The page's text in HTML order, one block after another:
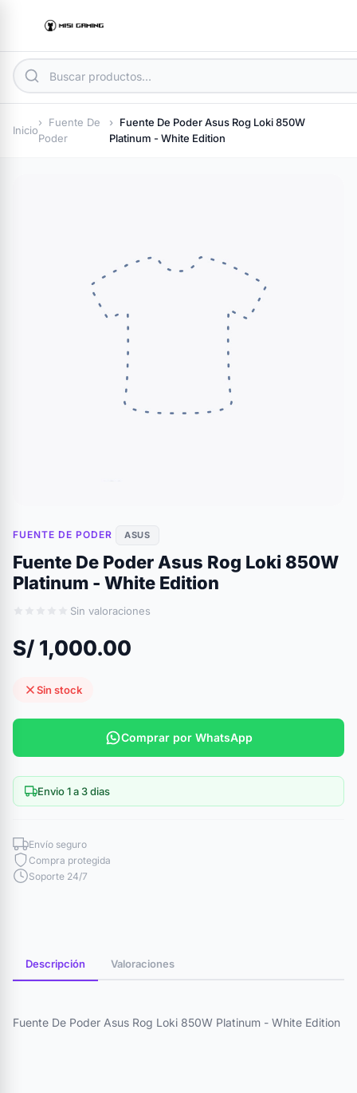
Inicio
Fuente De
Poder
Fuente De Poder Asus Rog Loki 850W
Platinum - White Edition
FUENTE DE PODER ASUS
Fuente De Poder Asus Rog Loki 850W
Platinum - White Edition
Sin valoraciones
S/ 1,000.00
Sin stock
Comprar por WhatsApp
Envio 1 a 3 dias
Envío seguro
Compra protegida
Soporte 24/7
Descripción Valoraciones
Fuente De Poder Asus Rog Loki 850W Platinum - White Edition